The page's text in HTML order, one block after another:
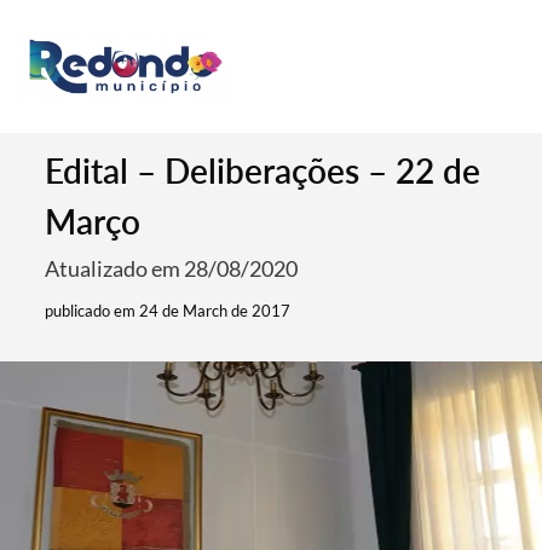
Edital – Deliberações – 22 de
Março
Atualizado em 28/08/2020
publicado em 24 de March de 2017